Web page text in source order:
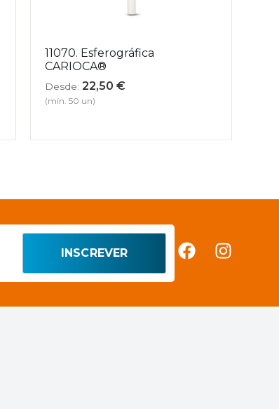
11070. Esferográfica
CARIOCA®
Desde: 22,50€
(mín. 50 un)
INSCREVER